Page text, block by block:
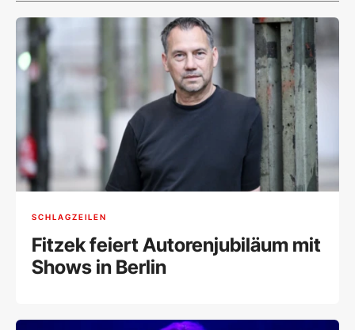
SCHLAGZEILEN
Fitzek feiert Autorenjubiläum mit
Shows in Berlin